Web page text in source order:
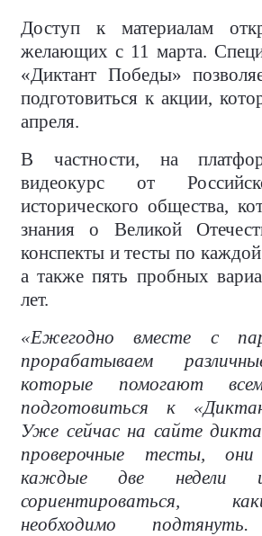
Доступ к материалам
желающих с 11 марта.
«Диктант Победы»
подготовиться к акции,
апреля.
В частности, на
видеокурс от
исторического общества,
знания о Великой
конспекты и тесты по каждой
а также пять пробных
лет.
«Ежегодно вместе с
прорабатываем
которые помогают
подготовиться к
Уже сейчас на сайте
проверочные тесты, они
каждые две недели
сориентироваться,
необходимо